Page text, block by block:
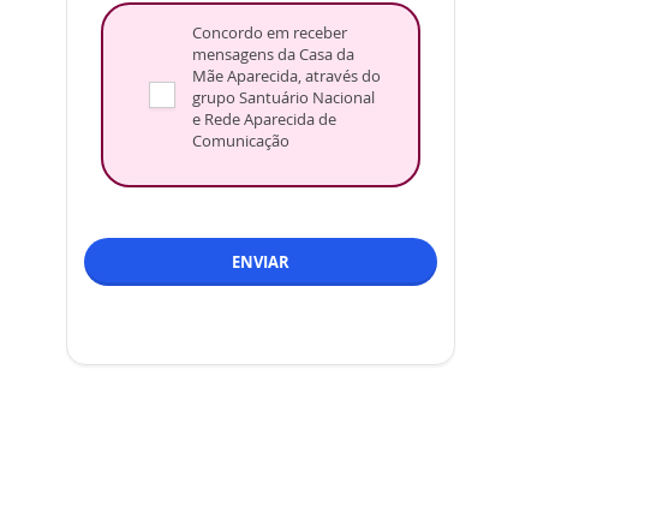
Concordo em receber
mensagens da Casa da
Mãe Aparecida, através do
grupo Santuário Nacional
e Rede Aparecida de
Comunicação
ENVIAR